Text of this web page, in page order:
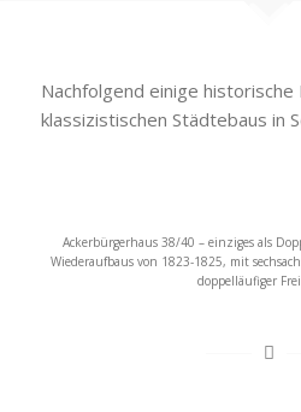
Nachfolgend einige historische
klassizistischen Städtebaus in
Ackerbürgerhaus 38/40 – einziges als
Wiederaufbaus von 1823-1825, mit
doppelläufiger